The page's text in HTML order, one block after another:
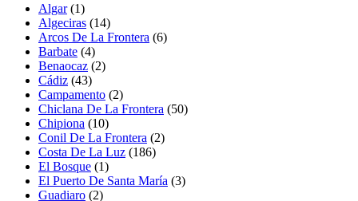
Algar(1)
Algeciras (14)
Arcos De La Frontera (6)
Barbate (4)
Benaocaz (2)
Cádiz (43)
Campamento (2)
Chiclana De La Frontera (50)
Chipiona (10)
Conil De La Frontera (2)
Costa De La Luz (186)
El Bosque (1)
El Puerto De Santa María (3)
Guadiaro (2)